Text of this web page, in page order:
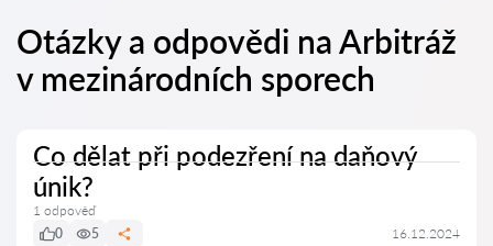
Otázky a odpovědi na Arbitráž
v mezinárodních sporech
Co dělat při podezření na daňový
únik?
1 odpověď
0
5 16.12.2024